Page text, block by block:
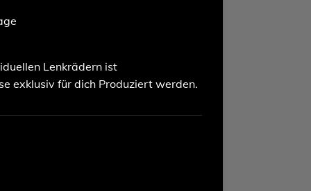
Lenkrädern ist
exklusiv für dich Produziert werden.